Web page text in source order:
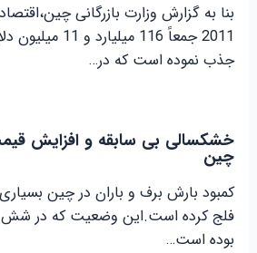
بنا به گزارش وزارت بازرگانی
2011 جمعاً 116
جذب نموده است که در…
خشکسالی بی سابقه و افزایش
چین
کمبود بارش برف و باران در چین
فلج کرده است.این وضعیت که در شش
بوده است…